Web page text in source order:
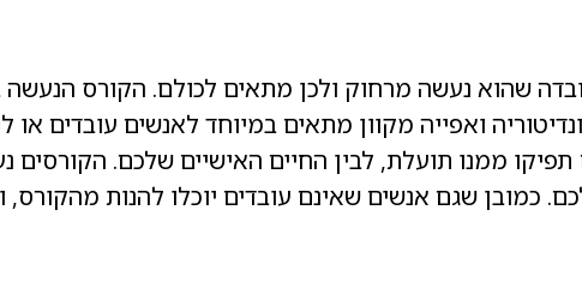
שהוא נעשה מרחוק ולכן מתאים לכולם. הקורס
ואפייה מקוון מתאים במיוחד לאנשים עובדים או
תפיקו ממנו תועלת, לבין החיים האישיים שלכם. הקורסים
כמובן שגם אנשים שאינם עובדים יוכלו להנות מהקורס,